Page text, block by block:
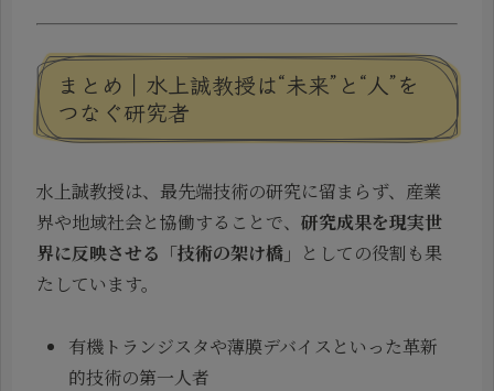
まとめ｜水上誠教授は“未来”と“人”を
つなぐ研究者
水上誠教授は、最先端技術の研究に留まらず、産業
界や地域社会と協働することで、 研究成果を現実世
界に反映させる「技術の架け橋」 としての役割も果
たしています。
有機トランジスタや薄膜デバイスといった革新
的技術の第一人者